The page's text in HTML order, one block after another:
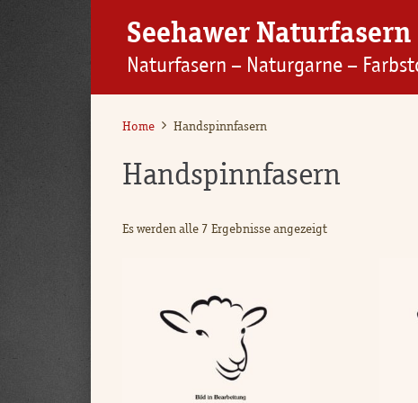
Seehawer Naturfasern
Naturfasern – Naturgarne –
Home Handspinnfasern
Handspinnfasern
Es werden alle 7 Ergebnisse angezeigt